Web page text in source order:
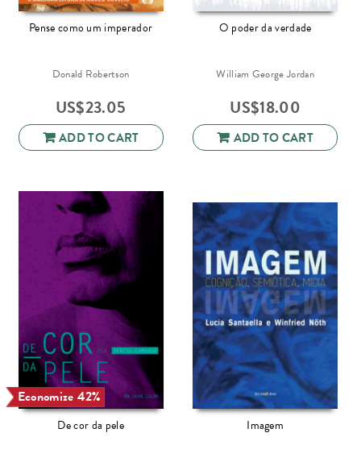
Pense como um imperador
Donald Robertson
US$23.05
ADD TO CART
O poder da verdade
William George Jordan
US$18.00
ADD TO CART
Economize 42%
De cor da pele Imagem